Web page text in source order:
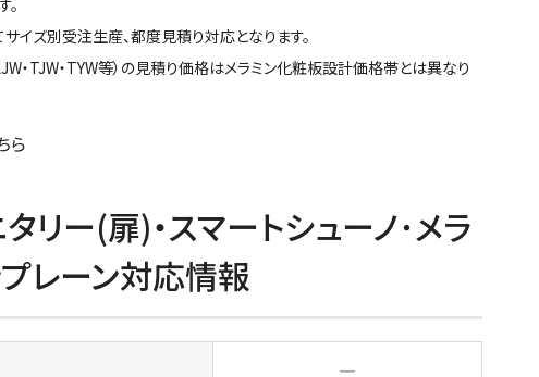
イズ別受注生産、都度見積り対応となります。
・TJW・TYW等）の見積り価格はメラミン化粧板設計価格帯とは異なり
ら
リー(扉)・スマートシューノ･メラ
レーン対応情報
―